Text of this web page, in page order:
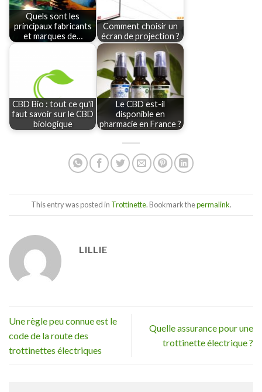
Quels sont les
principaux fabricants
et marques de…
Comment choisir un
écran de projection ?
CBD Bio : tout ce qu'il
faut savoir sur le CBD
biologique
Le CBD est-il
disponible en
pharmacie en France ?
This entry was posted in Trottinette. Bookmark thepermalink.
LILLIE
Une règle peu connue est le
code de la route des
trottinettes électriques
Quelle assurance pour une
trottinette électrique ?